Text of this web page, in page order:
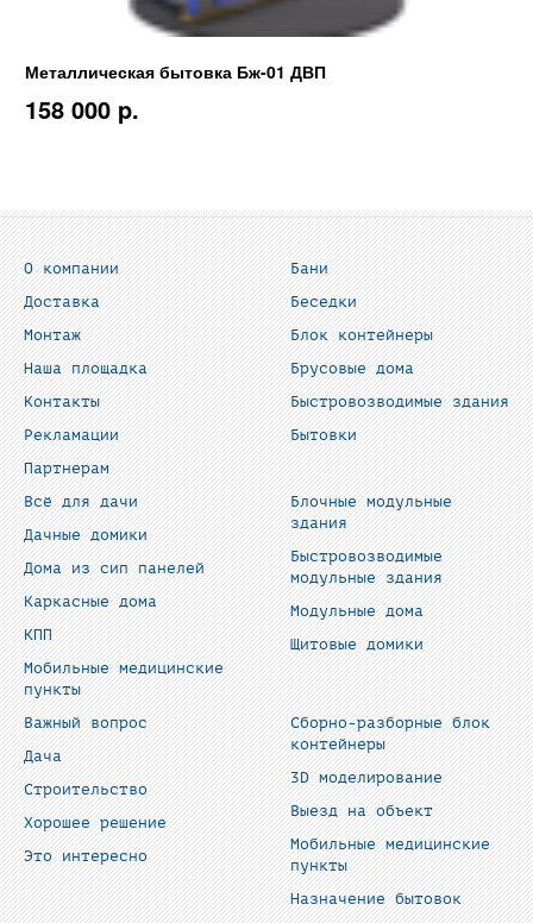
Металлическая бытовка Бж-01 ДВП
158 000 p.
О компании
Доставка
Монтаж
Наша площадка
Контакты
Рекламации
Партнерам
Бани
Беседки
Блок контейнеры
Брусовые дома
Быстровозводимые здания
Бытовки
Всё для дачи
Дачные домики
Дома из сип панелей
Каркасные дома
КПП
Мобильные медицинские
пункты
Блочные модульные
здания
Быстровозводимые
модульные здания
Модульные дома
Щитовые домики
Важный вопрос
Дача
Строительство
Хорошее решение
Это интересно
Сборно-разборные блок
контейнеры
3D моделирование
Выезд на объект
Мобильные медицинские
пункты
Назначение бытовок